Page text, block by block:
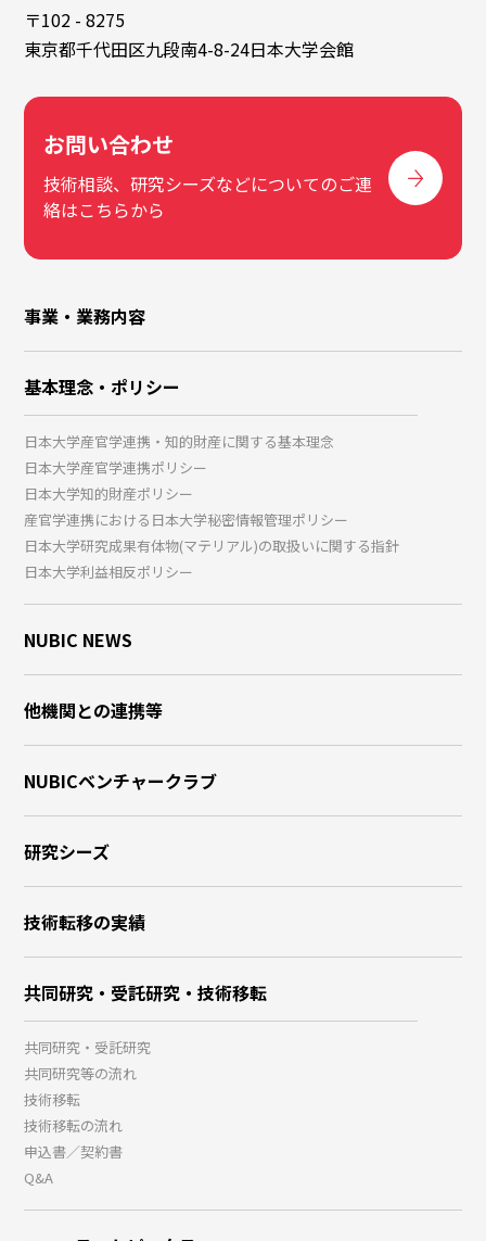
〒102 - 8275
東京都千代田区九段南4-8-24日本大学会館
お問い合わせ
技術相談、研究シーズなどについてのご連
絡はこちらから
事業・業務内容
基本理念・ポリシー
日本大学産官学連携・知的財産に関する基本理念
日本大学産官学連携ポリシー
日本大学知的財産ポリシー
産官学連携における日本大学秘密情報管理ポリシー
日本大学研究成果有体物(マテリアル)の取扱いに関する指針
日本大学利益相反ポリシー
NUBIC NEWS
他機関との連携等
NUBICベンチャークラブ
研究シーズ
技術転移の実績
共同研究・受託研究・技術移転
共同研究・受託研究
共同研究等の流れ
技術移転
技術移転の流れ
申込書／契約書
Q&A